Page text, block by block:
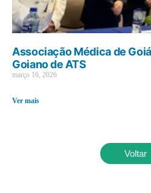
Associação Médica de
Goiano de ATS
março 16, 2026
Ver mais
Voltar